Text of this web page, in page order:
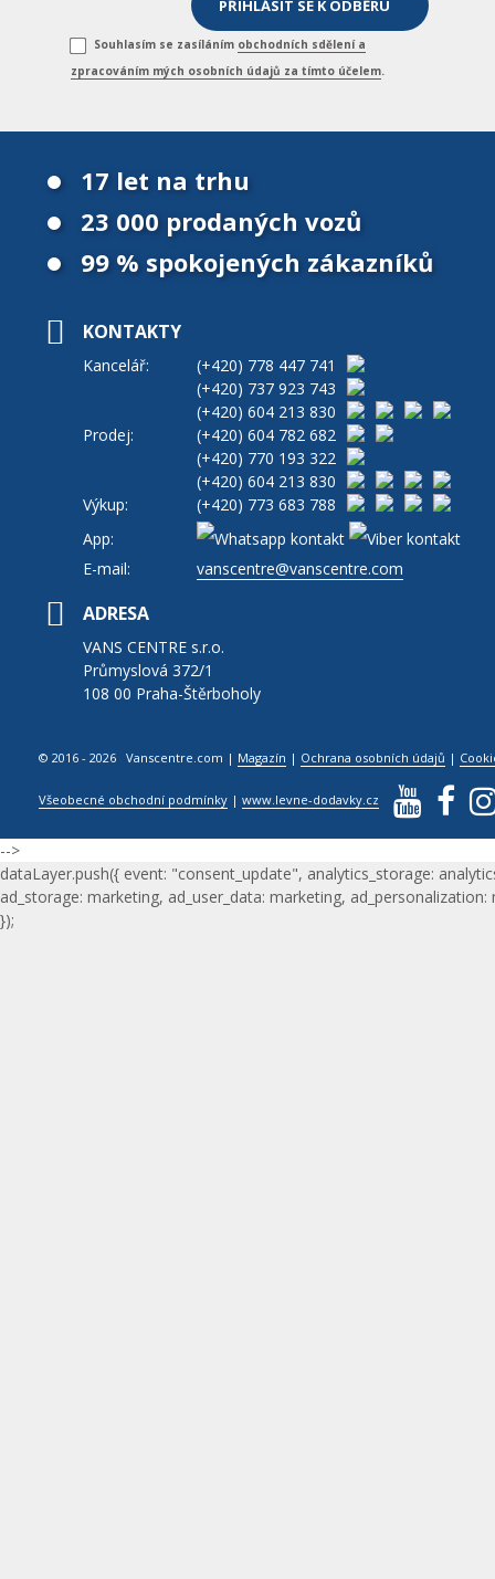
Souhlasím se zasíláním obchodních sdělení a
zpracováním mých osobních údajů za tímto účelem.
17 let na trhu
23 000 prodaných vozů
99 % spokojených zákazníků
KONTAKTY
Kancelář: (+420) 778 447 741
(+420) 737 923 743
(+420) 604 213 830
Prodej:
(+420) 604 782 682
(+420) 770 193 322
(+420) 604 213 830
Výkup:
(+420) 773 683 788
App:
E-mail:
vanscentre@vanscentre.com
ADRESA
VANS CENTRE s.r.o.
Průmyslová 372/1
108 00 Praha-Štěrboholy
© 2016 - 2026 Vanscentre.com | Magazín | Ochrana osobních údajů |
Všeobecné obchodní podmínky |www.levne-dodavky.cz
-->
dataLayer.push({ event: "consent_update", analytics_storage:
ad_storage: marketing, ad_user_data: marketing, ad_personalization:
});